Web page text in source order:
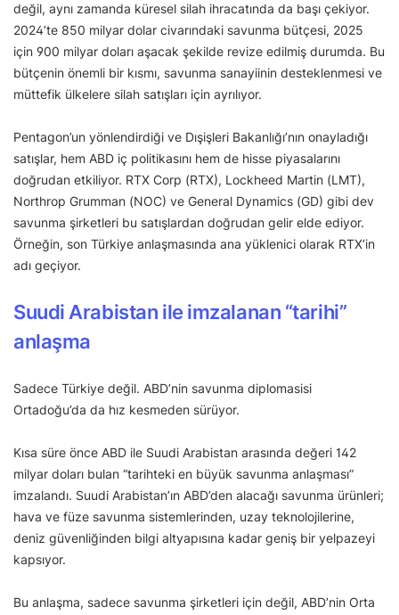
değil, aynı zamanda küresel silah ihracatında da başı çekiyor.
2024’te 850 milyar dolar civarındaki savunma bütçesi, 2025
için 900 milyar doları aşacak şekilde revize edilmiş durumda. Bu
bütçenin önemli bir kısmı, savunma sanayiinin desteklenmesi ve
müttefik ülkelere silah satışları için ayrılıyor.
Pentagon’un yönlendirdiği ve Dışişleri Bakanlığı’nın onayladığı
satışlar, hem ABD iç politikasını hem de hisse piyasalarını
doğrudan etkiliyor. RTX Corp (RTX), Lockheed Martin (LMT),
Northrop Grumman (NOC) ve General Dynamics (GD) gibi dev
savunma şirketleri bu satışlardan doğrudan gelir elde ediyor.
Örneğin, son Türkiye anlaşmasında ana yüklenici olarak RTX’in
adı geçiyor.
Suudi Arabistan ile imzalanan “tarihi”
anlaşma
Sadece Türkiye değil. ABD’nin savunma diplomasisi
Ortadoğu’da da hız kesmeden sürüyor.
Kısa süre önce ABD ile Suudi Arabistan arasında değeri 142
milyar doları bulan “tarihteki en büyük savunma anlaşması”
imzalandı. Suudi Arabistan’ın ABD’den alacağı savunma ürünleri;
hava ve füze savunma sistemlerinden, uzay teknolojilerine,
deniz güvenliğinden bilgi altyapısına kadar geniş bir yelpazeyi
kapsıyor.
Bu anlaşma, sadece savunma şirketleri için değil, ABD’nin Orta